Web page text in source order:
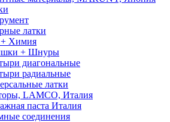
латки
+ Химия
+ Шнуры
диагональные
радиальные
латки
LAMCO, Италия
паста Италия
соединения